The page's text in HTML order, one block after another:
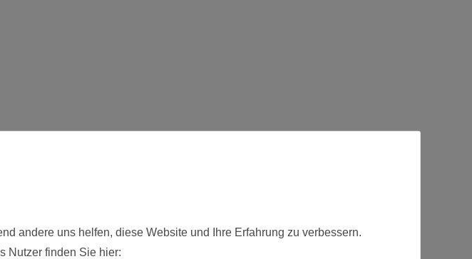
andere uns helfen, diese Website und Ihre Erfahrung zu verbessern.
Nutzer finden Sie hier: